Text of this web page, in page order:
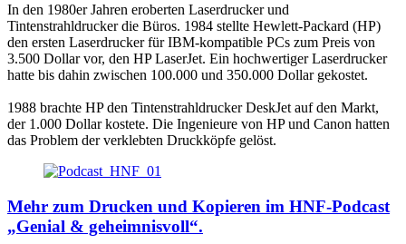
In den 1980er Jahren eroberten Laserdrucker und
Tintenstrahldrucker die Büros. 1984 stellte Hewlett-Packard (HP)
den ersten Laserdrucker für IBM-kompatible PCs zum Preis von
3.500 Dollar vor, den HP LaserJet. Ein hochwertiger Laserdrucker
hatte bis dahin zwischen 100.000 und 350.000 Dollar gekostet.
1988 brachte HP den Tintenstrahldrucker DeskJet auf den Markt,
der 1.000 Dollar kostete. Die Ingenieure von HP und Canon hatten
das Problem der verklebten Druckköpfe gelöst.
Mehr zum Drucken und Kopieren im HNF-Podcast
„Genial & geheimnisvoll“.